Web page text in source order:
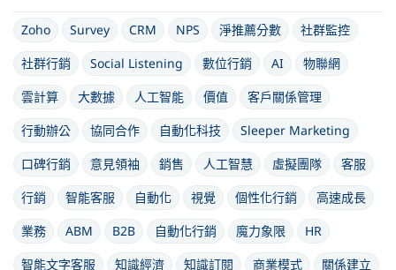
Zoho Survey CRM NPS 淨推薦分數
社群監控
社群行銷
Social Listening 數位行銷 AI
物聯網
雲計算
大數據 人工智能 價值
客戶關係管理
行動辦公
協同合作 自動化科技
Sleeper Marketing
口碑行銷
意見領袖 銷售 人工智慧 虛擬團隊
客服
行銷
智能客服 自動化 視覺 個性化行銷
高速成長
業務
ABM B2B 自動化行銷 魔力象限
HR
智能文字客服
知識經濟 知識訂閱 商業模式
關係建立